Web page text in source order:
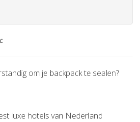
om je backpack te sealen?
luxe hotels van Nederland